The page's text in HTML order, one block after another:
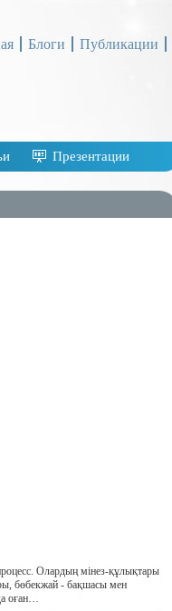
Блоги Публикации
Презентации
Олардың мінез-құлықтары
бөбекжай - бақшасы мен
оған…